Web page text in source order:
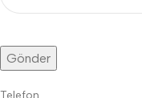
Telefon